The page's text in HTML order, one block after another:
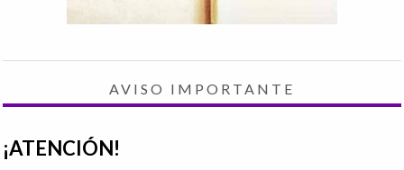
AVISO IMPORTANTE
¡ATENCIÓN!